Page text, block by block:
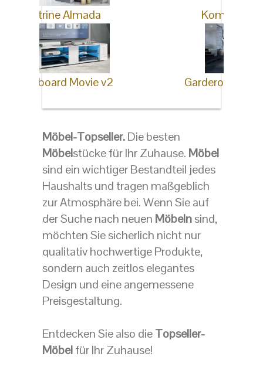
Kommode Valencia
Garderobenpaneel 170 cm
Möbel-Topseller.Die besten
Möbelstücke für Ihr Zuhause. Möbel
sind ein wichtiger Bestandteil jedes
Haushalts und tragen maßgeblich
zur Atmosphäre bei. Wenn Sie auf
der Suche nach neuen Möbelnsind,
möchten Sie sicherlich nicht nur
qualitativ hochwertige Produkte,
sondern auch zeitlos elegantes
Design und eine angemessene
Preisgestaltung.
Entdecken Sie also dieTopseller-
Möbelfür Ihr Zuhause!